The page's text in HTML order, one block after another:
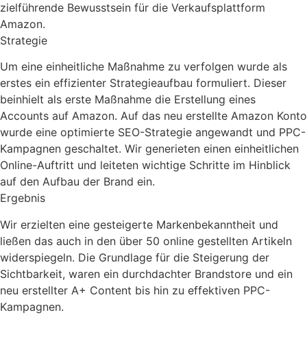
zielführende Bewusstsein für die Verkaufsplattform
Amazon.
Strategie
Um eine einheitliche Maßnahme zu verfolgen wurde als
erstes ein effizienter Strategieaufbau formuliert. Dieser
beinhielt als erste Maßnahme die Erstellung eines
Accounts auf Amazon. Auf das neu erstellte Amazon Konto
wurde eine optimierte SEO-Strategie angewandt und PPC-
Kampagnen geschaltet. Wir generieten einen einheitlichen
Online-Auftritt und leiteten wichtige Schritte im Hinblick
auf den Aufbau der Brand ein.
Ergebnis
Wir erzielten eine gesteigerte Markenbekanntheit und
ließen das auch in den über 50 online gestellten Artikeln
widerspiegeln. Die Grundlage für die Steigerung der
Sichtbarkeit, waren ein durchdachter Brandstore und ein
neu erstellter A+ Content bis hin zu effektiven PPC-
Kampagnen.